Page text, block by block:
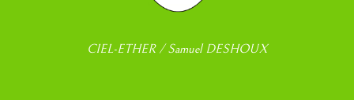
CIEL-ETHER / Samuel DESHOUX